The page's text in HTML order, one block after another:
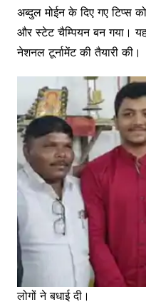
अब्दुल मोईन के दिए गए टिप्स
और स्टेट चैम्पियन बन गया।
नेशनल टूर्नामेंट की तैयारी की।
लोगों ने बधाई दी।